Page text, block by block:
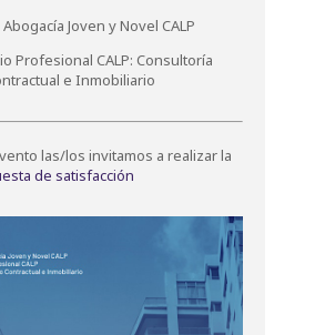
Joven y Novel CALP
Profesional CALP: Consultoría
e Inmobiliario
las/los invitamos a realizar la
de satisfacción